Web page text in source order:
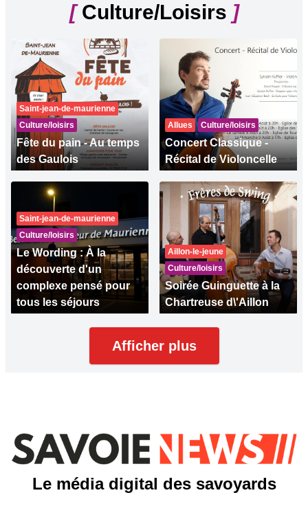
[Culture/Loisirs ]
Saint-jean-de-maurienne
Culture/loisirs
Fête du pain - Au temps
des Gaulois
Allues Culture/loisirs
Concert Classique -
Récital de Violoncelle
Saint-jean-de-maurienne
Culture/loisirs
Le Wording : À la
découverte d'un
complexe pensé pour
tous les séjours
Aillon-le-jeune
Culture/loisirs
Soirée Guinguette à la
Chartreuse d\'Aillon
Afficher plus
Le média digital des savoyards